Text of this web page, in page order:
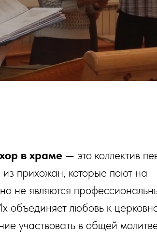
в храме— это коллектив
прихожан, которые поют на
не являются
объединяет любовь к
участвовать в общей